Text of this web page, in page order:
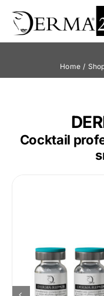
content
Home
Cocktail